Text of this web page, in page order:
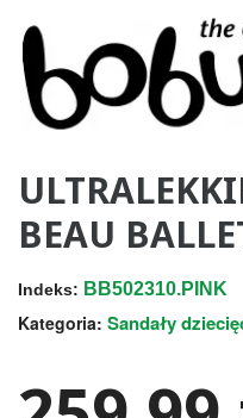
BEAU
Indeks: BB502310.PINK
Kategoria: Sandały